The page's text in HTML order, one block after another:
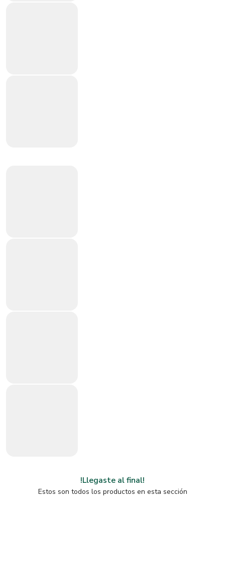
!Llegaste al final!
Estos son todos los productos en esta sección